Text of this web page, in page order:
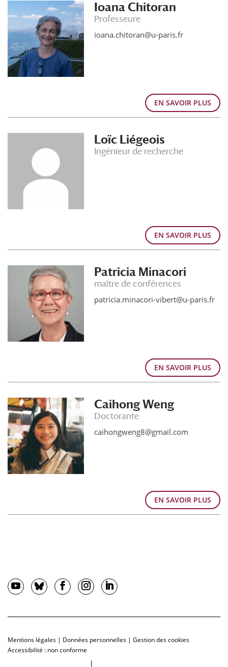
Ioana Chitoran
Professeure
ioana.chitoran@u-paris.fr
EN SAVOIR PLUS
Loïc Liégeois
Ingénieur de recherche
EN SAVOIR PLUS
Patricia Minacori
maître de conférences
patricia.minacori-vibert@u-paris.fr
EN SAVOIR PLUS
Caihong Weng
Doctorante
caihongweng8@gmail.com
EN SAVOIR PLUS
Mentions légales | Données personnelles | Gestion des cookies
Accessibilité : non conforme